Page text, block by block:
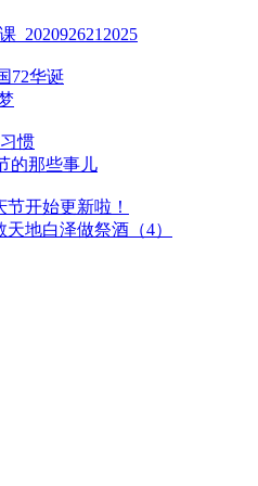
_2020926212025
72华诞
惯
的那些事儿
开始更新啦！
地白泽做祭酒（4）